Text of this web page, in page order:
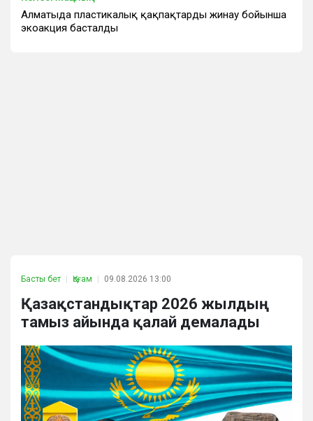
Алматыда пластикалық қақпақтарды жинау бойынша
экоакция басталды
Басты бет Қоғам 09.08.2026 13:00
Қазақстандықтар 2026 жылдың
тамыз айында қалай демалады